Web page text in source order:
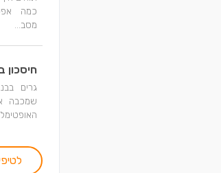
כמה
מסב...
חיסכון
גרים
שמכבה